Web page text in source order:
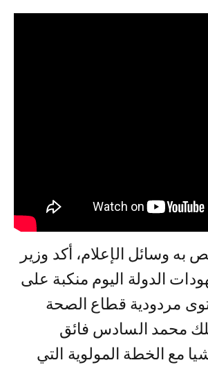
وسائل الإعلام، أكد وزير
الدولة اليوم منكبة على
مردودية قطاع الصحة
محمد السادس فائق
مع الخطة المولوية التي